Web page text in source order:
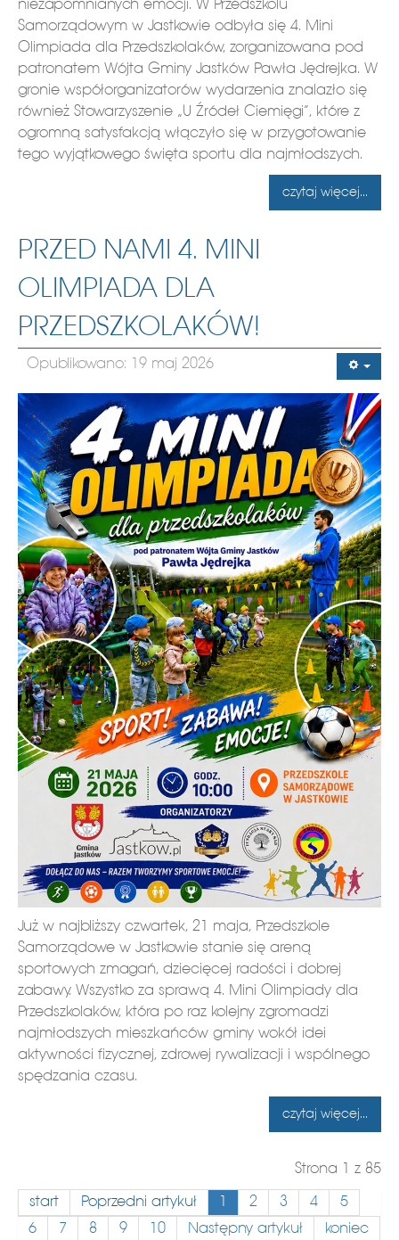
niezapomnianych emocji. W Przedszkolu
Samorządowym w Jastkowie odbyła się 4. Mini
Olimpiada dla Przedszkolaków, zorganizowana pod
patronatem Wójta Gminy Jastków Pawła Jędrejka. W
gronie współorganizatorów wydarzenia znalazło się
również Stowarzyszenie „U Źródeł Ciemięgi”, które z
ogromną satysfakcją włączyło się w przygotowanie
tego wyjątkowego święta sportu dla najmłodszych.
czytaj więcej...
PRZED NAMI 4. MINI
OLIMPIADA DLA
PRZEDSZKOLAKÓW!
Opublikowano: 19 maj 2026
Już w najbliższy czwartek, 21 maja, Przedszkole
Samorządowe w Jastkowie stanie się areną
sportowych zmagań, dziecięcej radości i dobrej
zabawy. Wszystko za sprawą 4. Mini Olimpiady dla
Przedszkolaków, która po raz kolejny zgromadzi
najmłodszych mieszkańców gminy wokół idei
aktywności fizycznej, zdrowej rywalizacji i wspólnego
spędzania czasu.
czytaj więcej...
Strona 1 z 85
start Poprzedni artykuł 2 3 4
5
6
7 8 9 10 Następny artykuł koniec